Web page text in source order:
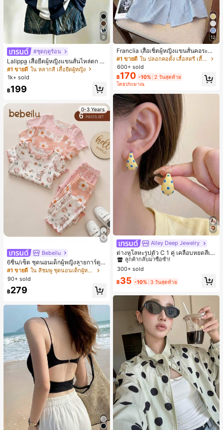
9
#ชุดฤดูร้อน
Lalippa เสื้อยืดผู้หญิงแขนสั้นไหล่ตก ค
อวีปกเสื้อ ลายพิมพ์ดิจิทัลลายทาง สไตล์
สปอร์ตแฟชั่นมินิมอล ของขวัญสำหรับเ
พื่อน
#1 ขายดี ใน หลากสี เสื้อยืดผู้หญิง
1k+ sold
฿199
0-3 Years
Bebeilu
6ชิ้น/เซ็ต ชุดนอนเด็กผู้หญิงลายการ์ตูน
หมีและดอกไม้ คอกลม แขนสั้น กางเกง
ขาสั้น ขอบระบาย สวมใส่สบาย
#1 ขายดี
ใน สีชมพู ชุดนอนเด็กผู้หญิง
90+ sold
฿279
12
Franclia เสื้อเชิ้ตผู้หญิงแขนสั้นคอระบา
ยกระดุมเดี่ยวลายทาง
#1 ขายดี
ใน ปลอกคอตั้ง เสื้อสตรี เสื้อเบลาส์ & Tee
600+ sold
฿170 -10% 2 วันสุดท้าย
โดยประมาณ
Alley Deep Jewelry
ต่างหูโลหะรูปตัว C 1 คู่ เคลือบหยดสีเห
ลือง ลายจุดสีน้ำเงิน สไตล์ยุโรปและอเม
ริกัน แฟชั่นส่วนตัว หวานและสง่างาม
ดินทาง งานแต่งงาน ปาร์ตี้ วันเกิด ของ
#1 ขายดี ใน โบโฮ ต่างหูผู้หญิง
ลูกค้ากลับมาซื้อซ้ำ!
เกือบหมดแล้ว!
#1 ขายดี ใน โบโฮ ต่างหูผู้หญิง
ลูกค้ากลับมาซื้อซ้ำ!
เกือบหมดแล้ว!
#1 ขายดี ใน โบโฮ ต่างหูผู้หญิง
ลูกค้ากลับมาซื้อซ้ำ!
เกือบหมดแล้ว!
#1 ขายดี
ใน โบโฮ ต่างหูผู้หญิง
ลูกค้ากลับมาซื้อซ้ำ!
เกือบหมดแล้ว!
300+ sold
฿35 -10% 3 วันสุดท้าย